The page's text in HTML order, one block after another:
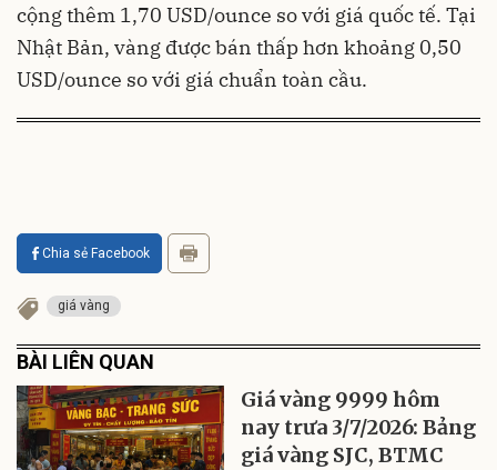
cộng thêm 1,70 USD/ounce so với giá quốc tế. Tại
Nhật Bản, vàng được bán thấp hơn khoảng 0,50
USD/ounce so với giá chuẩn toàn cầu.
Chia sẻ Facebook
giá vàng
BÀI LIÊN QUAN
Giá vàng 9999 hôm
nay trưa 3/7/2026: Bảng
giá vàng SJC, BTMC